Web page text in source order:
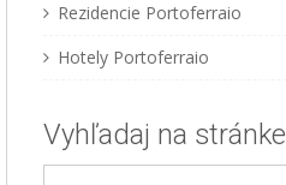
Rezidencie Portoferraio
Hotely Portoferraio
Vyhľadaj na stránke